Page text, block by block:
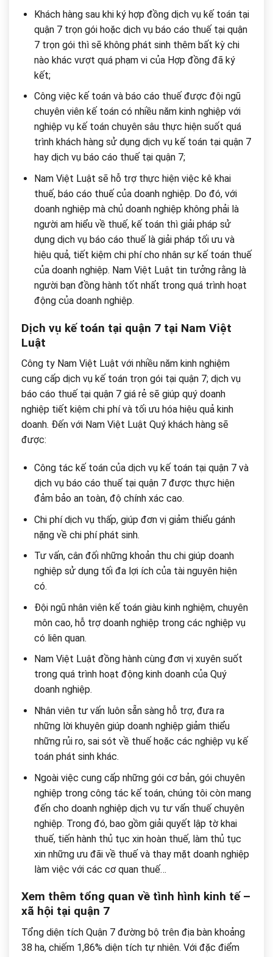
Khách hàng sau khi ký hợp đồng dịch vụ kế toán tại
quận 7 trọn gói hoặc dịch vụ báo cáo thuế tại quận
7 trọn gói thì sẽ không phát sinh thêm bất kỳ chi
nào khác vượt quá phạm vi của Hợp đồng đã ký
kết;
Công việc kế toán và báo cáo thuế được đội ngũ
chuyên viên kế toán có nhiều năm kinh nghiệp với
nghiệp vụ kế toán chuyên sâu thực hiện suốt quá
trình khách hàng sử dụng dịch vụ kế toán tại quận 7
hay dịch vụ báo cáo thuế tại quận 7;
Nam Việt Luật sẽ hỗ trợ thực hiện việc kê khai
thuế, báo cáo thuế của doanh nghiệp. Do đó, với
doanh nghiệp mà chủ doanh nghiệp không phải là
người am hiểu về thuế, kế toán thì giải pháp sử
dụng dịch vụ báo cáo thuế là giải pháp tối ưu và
hiệu quả, tiết kiệm chi phí cho nhân sự kế toán thuế
của doanh nghiệp. Nam Việt Luật tin tưởng rằng là
người bạn đồng hành tốt nhất trong quá trình hoạt
động của doanh nghiệp.
Dịch vụ kế toán tại quận 7 tại Nam Việt
Luật
Công ty Nam Việt Luật với nhiều năm kinh nghiệm
cung cấp dịch vụ kế toán trọn gói tại quận 7; dịch vụ
báo cáo thuế tại quận 7 giá rẻ sẽ giúp quý doanh
nghiệp tiết kiệm chi phí và tối ưu hóa hiệu quả kinh
doanh. Đến với Nam Việt Luật Quý khách hàng sẽ
được:
Công tác kế toán của dịch vụ kế toán tại quận 7 và
dịch vụ báo cáo thuế tại quận 7 được thực hiện
đảm bảo an toàn, độ chính xác cao.
Chi phí dịch vụ thấp, giúp đơn vị giảm thiểu gánh
nặng về chi phí phát sinh.
Tư vấn, cân đối những khoản thu chi giúp doanh
nghiệp sử dụng tối đa lợi ích của tài nguyên hiện
có.
Đội ngũ nhân viên kế toán giàu kinh nghiệm, chuyên
môn cao, hỗ trợ doanh nghiệp trong các nghiệp vụ
có liên quan.
Nam Việt Luật đồng hành cùng đơn vị xuyên suốt
trong quá trình hoạt động kinh doanh của Quý
doanh nghiệp.
Nhân viên tư vấn luôn sẵn sàng hỗ trợ, đưa ra
những lời khuyên giúp doanh nghiệp giảm thiểu
những rủi ro, sai sót về thuế hoặc các nghiệp vụ kế
toán phát sinh khác.
Ngoài việc cung cấp những gói cơ bản, gói chuyên
nghiệp trong công tác kế toán, chúng tôi còn mang
đến cho doanh nghiệp dịch vụ tư vấn thuế chuyên
nghiệp. Trong đó, bao gồm giải quyết lập tờ khai
thuế, tiến hành thủ tục xin hoàn thuế, làm thủ tục
xin những ưu đãi về thuế và thay mặt doanh nghiệp
làm việc với các cơ quan thuế…
Xem thêm tổng quan về tình hình kinh tế –
xã hội tại quận 7
Tổng diện tích Quận 7 đường bộ trên địa bàn khoảng
38 ha, chiếm 1,86% diện tích tự nhiên. Với đặc điểm